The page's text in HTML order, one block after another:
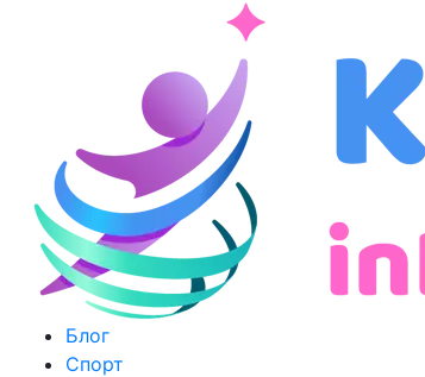
Блог
Спорт